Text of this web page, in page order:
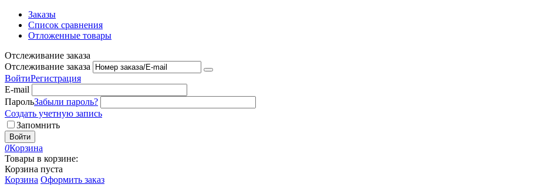
Заказы
Список сравнения
Отложенные товары
Отслеживание заказа
Отслеживание заказа
ВойтиРегистрация
E-mail
ПарольЗабыли пароль?
Создать учетную запись
Запомнить
Войти
0Корзина
Товары в корзине:
Корзина пуста
Корзина Оформить заказ